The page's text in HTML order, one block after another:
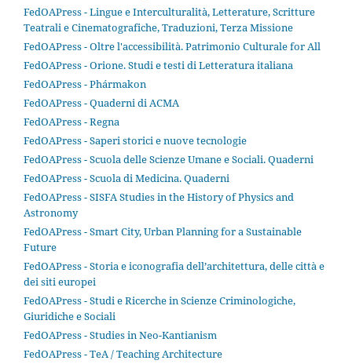
FedOAPress - Lingue e Interculturalità, Letterature, Scritture
Teatrali e Cinematografiche, Traduzioni, Terza Missione
FedOAPress - Oltre l'accessibilità. Patrimonio Culturale for All
FedOAPress - Orione. Studi e testi di Letteratura italiana
FedOAPress - Phármakon
FedOAPress - Quaderni di ACMA
FedOAPress - Regna
FedOAPress - Saperi storici e nuove tecnologie
FedOAPress - Scuola delle Scienze Umane e Sociali. Quaderni
FedOAPress - Scuola di Medicina. Quaderni
FedOAPress - SISFA Studies in the History of Physics and
Astronomy
FedOAPress - Smart City, Urban Planning for a Sustainable
Future
FedOAPress - Storia e iconografia dell’architettura, delle città e
dei siti europei
FedOAPress - Studi e Ricerche in Scienze Criminologiche,
Giuridiche e Sociali
FedOAPress - Studies in Neo-Kantianism
FedOAPress - TeA / Teaching Architecture